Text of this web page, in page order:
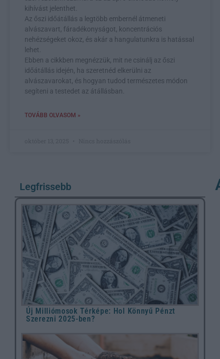
kihívást jelenthet.
Az őszi időátállás a legtöbb embernél átmeneti
alvászavart, fáradékonyságot, koncentrációs
nehézségeket okoz, és akár a hangulatunkra is hatással
lehet.
Ebben a cikkben megnézzük, mit ne csinálj az őszi
időátállás idején, ha szeretnéd elkerülni az
alvászavarokat, és hogyan tudod természetes módon
segíteni a testedet az átállásban.
TOVÁBB OLVASOM »
Legfrissebb
Új Milliómosok Térképe: Hol Könnyű Pénzt
Szerezni 2025-ben?